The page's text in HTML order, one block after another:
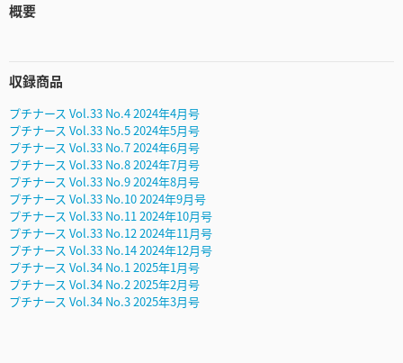
概要
収録商品
プチナース Vol.33 No.4 2024年4月号
プチナース Vol.33 No.5 2024年5月号
プチナース Vol.33 No.7 2024年6月号
プチナース Vol.33 No.8 2024年7月号
プチナース Vol.33 No.9 2024年8月号
プチナース Vol.33 No.10 2024年9月号
プチナース Vol.33 No.11 2024年10月号
プチナース Vol.33 No.12 2024年11月号
プチナース Vol.33 No.14 2024年12月号
プチナース Vol.34 No.1 2025年1月号
プチナース Vol.34 No.2 2025年2月号
プチナース Vol.34 No.3 2025年3月号